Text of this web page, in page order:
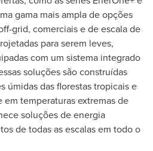
gama mais ampla de opções
grid, comerciais e de escala de
para serem leves,
com um sistema integrado
soluções são construídas
úmidas das florestas tropicais e
temperaturas extremas de
soluções de energia
de todas as escalas em todo o